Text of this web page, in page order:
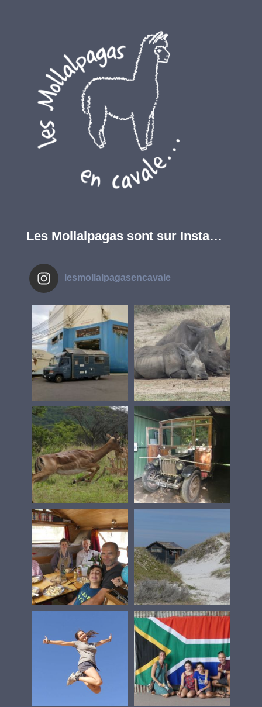
Les Mollalpagas sont sur Insta…
lesmollalpagasencavale